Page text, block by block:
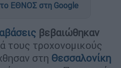
ΕΘΝΟΣ στη Google
βεβαιώθηκαν
τους τροχονομικούς
στη Θεσσαλονίκη